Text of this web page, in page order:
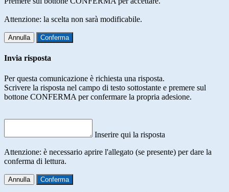
Attenzione: la scelta non sarà modificabile.
Annulla Conferma
Invia risposta
Per questa comunicazione è richiesta una risposta.
Scrivere la risposta nel campo di testo sottostante e premere sul
bottone CONFERMA per confermare la propria adesione.
Inserire qui la risposta
Attenzione: è necessario aprire l'allegato (se presente) per dare la
conferma di lettura.
Annulla Conferma